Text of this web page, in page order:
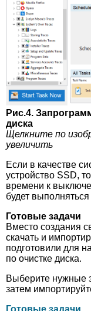
Рис.4.
диска
Щелкните по
увеличить
Если в качестве
устройство SSD,
времени к
будет
Готовые задачи
Вместо создания
скачать и
подготовили для
по очистке диска.
Выберите нужные
затем